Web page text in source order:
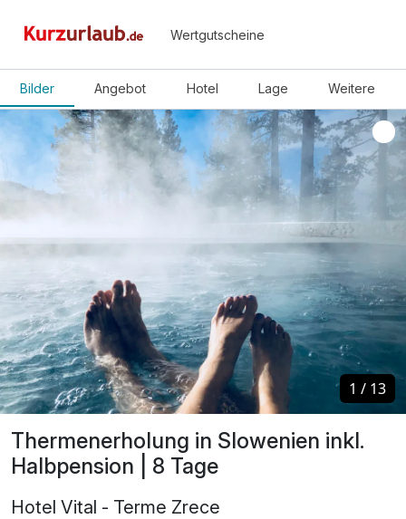
Wertgutscheine
Bilder Angebot Hotel Lage Weitere
Thermenerholung in Slowenien inkl.
Halbpension | 8 Tage
Hotel Vital - Terme Zrece
1 / 13
1 / 13